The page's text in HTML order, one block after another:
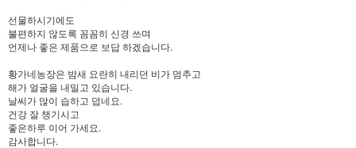
선물하시기에도
불편하지 않도록 꼼꼼히 신경 쓰며
언제나 좋은 제품으로 보답 하겠습니다.
황가네농장은 밤새 요란히 내리던 비가 멈추고
해가 얼굴을 내밀고 있습니다.
날씨가 많이 습하고 덥네요.
건강 잘 챙기시고
좋은하루 이어 가세요.
감사합니다.